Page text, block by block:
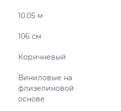
10.05 м
106 см
Коричневый
Виниловые на
флизелиновой
основе